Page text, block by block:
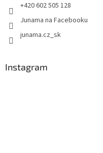
+420 602 505 128
Junama na Facebooku
junama.cz_sk
Instagram